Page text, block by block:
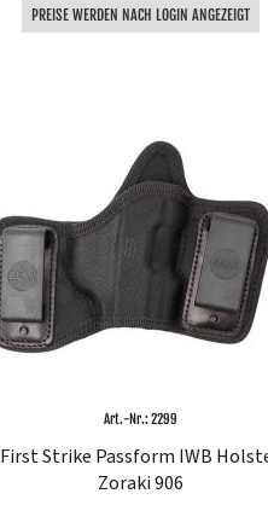
PREISE WERDEN NACH LOGIN ANGEZEIGT
Art.-Nr.: 2299
First Strike Passform IWB
Zoraki 906